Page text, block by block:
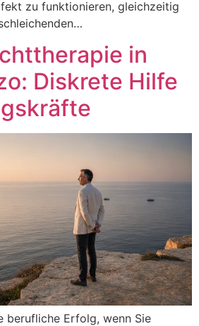
zu funktionieren, gleichzeitig
in
Diskrete Hilfe
berufliche Erfolg, wenn Sie